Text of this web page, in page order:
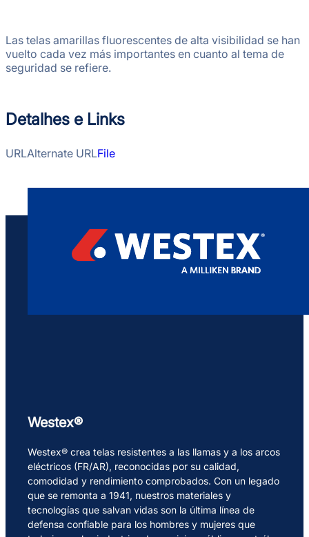
Las telas amarillas fluorescentes de alta visibilidad se han
vuelto cada vez más importantes en cuanto al tema de
seguridad se refiere.
Detalhes e Links
URLAlternate URLFile
Westex®
Westex® crea telas resistentes a las llamas y a los arcos
eléctricos (FR/AR), reconocidas por su calidad,
comodidad y rendimiento comprobados. Con un legado
que se remonta a 1941, nuestros materiales y
tecnologías que salvan vidas son la última línea de
defensa confiable para los hombres y mujeres que